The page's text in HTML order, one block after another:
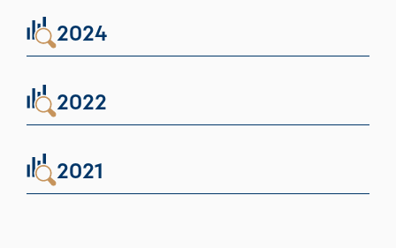
2024
2022
2021